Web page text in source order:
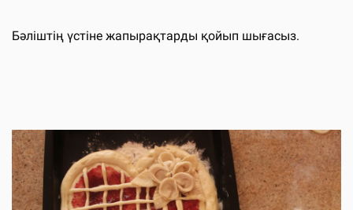
Бәліштің үстіне жапырақтарды қойып шығасыз.